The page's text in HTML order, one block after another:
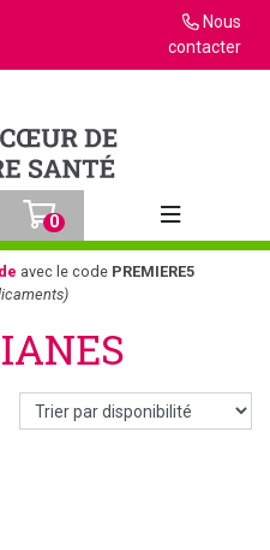
Nous
contacter
0
Afficher la
avec le code PREMIERE5